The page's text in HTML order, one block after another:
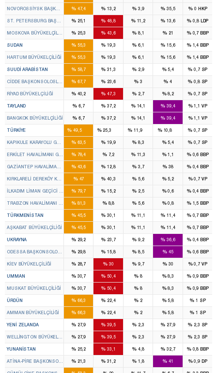
NOVOROSSIYSK BAŞKONSOLOSLUĞU
%47,4 % 13,2 % 3,9 % 35,5 % 0 HKP
ST. PETERSBURG BAŞKONSOLOSLUĞU
%25,1 % 48,8 %11,2 % 13,6 % 0,8 LDP
MOSKOVA BÜYÜKELÇILIĞI %25,3 % 43,6 % 8,1 %21 %0,7 BBP
SUDAN %55,3 % 19,3 % 6,1 % 15,6 %1,4 BBP
HARTUM BÜYÜKELÇILIĞI %55,3 % 19,3 % 6,1 % 15,6 %1,4 BBP
SUUDI ARABISTAN %58,7 % 31,3 % 2,9 %5,4 % 0,7 SP
CIDDE BAŞKONSOLOSLUĞU %67,7 % 23,6 %3 % 4 % 0,8 SP
RIYAD BÜYÜKELÇILIĞI %40,2 % 47,3 % 2,7 %8,2 % 0,7 SP
TAYLAND % 6,7 % 37,2 %14,1 % 39,4 %1,1VP
BANGKOK BÜYÜKELÇILIĞI % 6,7 % 37,2 %14,1 % 39,4 %1,1VP
TÜRKIYE %49,5 %25,3
134
% 11,9 %10,8 % 0,7 SP
KAPIKULE KARAYOLU GEÇİCİ GÜMRÜK KAPISI
%63,5 % 19,9 % 8,3 %5,4 % 0,7 SP
ERKİLET HAVALİMANI GEÇİCİ GÜMRÜK KAPISI
%78,4 %7,2 %11,3 %1,1 %0,6 BBP
GAZİANTEP HAVALİMANI GEÇİCİ GÜMRÜK KAPISI
%43,6 % 12,8 % 3,7 %38 %0,4 BBP
KIRKLARELİ DEREKÖY KARAYOLU GEÇİCİ GÜMRÜK KAPISI
%47 % 40,3 % 5,6 %5,2 %0,7VP
İLKADIM LİMAN GEÇİCİ GÜMRÜK KAPISI
%79,7 % 15,2 % 2,5 %0,6 %0,4 BBP
TRABZON HAVALİMANI GEÇİCİ GÜMRÜK KAPISI
%81,3 %8,8 % 5,6 %0,8 %1,5 BBP
TÜRKMENISTAN %45,5 % 30,1 %11,1 % 11,4 %0,7 BBP
AŞKABAT BÜYÜKELÇILIĞI %45,5 % 30,1 %11,1 % 11,4 %0,7 BBP
UKRAYNA %29,2 % 23,7 % 9,2 % 36,6 %0,4 BBP
ODESSA BAŞKONSOLOSLUĞU%29,8 % 15,8 % 8,5 %45 %0,6 BBP
KIEV BÜYÜKELÇILIĞI %28,7 % 30 % 9,7 %30 %0,7VP
UMMAN %30,7 % 50,4 %8 %8,3 %0,9 BBP
MUSKAT BÜYÜKELÇILIĞI %30,7 % 50,4 %8 %8,3 %0,9 BBP
ÜRDÜN %66,3 % 22,4 %2 %5,8 %1 SP
AMMAN BÜYÜKELÇILIĞI %66,3 % 22,4 %2 %5,8 %1 SP
YENI ZELANDA %27,9 % 39,5 % 2,3 % 27,9 % 2,3 SP
WELLINGTON BÜYÜKELÇILIĞI %27,9 % 39,5 % 2,3 % 27,9 % 2,3 SP
YUNANISTAN %25,2 % 33,1 % 4,8 % 32,7 %0,8 BBP
ATINA-PIRE BAŞKONSOLOSLUĞU
%21,3 % 31,2 % 1,8 %41 %0,9 DP